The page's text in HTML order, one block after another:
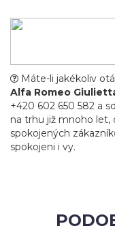
Máte-li jakékoliv
Alfa Romeo
+420 602 650 582 a
na trhu již mnoho let,
spokojených
spokojeni i vy.